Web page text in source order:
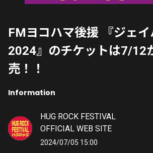
FMヨコハマ後援 『ジェ
2024』のチケットは7/12
売！！
Information
HUG ROCK FESTIVAL
OFFICIAL WEB SITE
2024/07/05 15:00